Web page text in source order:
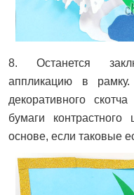
8. Останется
аппликацию в
декоративного
бумаги
основе, если таковые